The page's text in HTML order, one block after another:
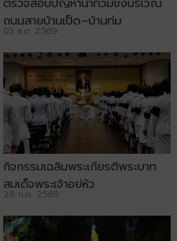
ถนนสายบ้านเป็ด–บ้านทุ่ม
03 ส.ค. 2569
กิจกรรมเฉลิมพระเกียรติพระบาท
สมเด็จพระเจ้าอยู่หัว
28 ก.ค. 2569